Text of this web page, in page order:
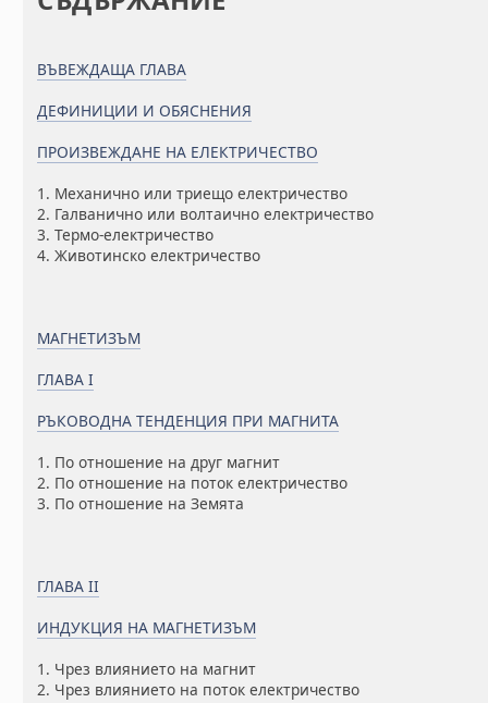
ВЪВЕЖДАЩА ГЛАВА
ДЕФИНИЦИИ И ОБЯСНЕНИЯ
ПРОИЗВЕЖДАНЕ НА ЕЛЕКТРИЧЕСТВО
1. Механично или триещо електричество
2. Галванично или волтаично електричество
3. Термо-електричество
4. Животинско електричество
МАГНЕТИЗЪМ
ГЛАВА I
РЪКОВОДНА ТЕНДЕНЦИЯ ПРИ МАГНИТА
1. По отношение на друг магнит
2. По отношение на поток електричество
3. По отношение на Земята
ГЛАВА II
ИНДУКЦИЯ НА МАГНЕТИЗЪМ
1. Чрез влиянието на магнит
2. Чрез влиянието на поток електричество